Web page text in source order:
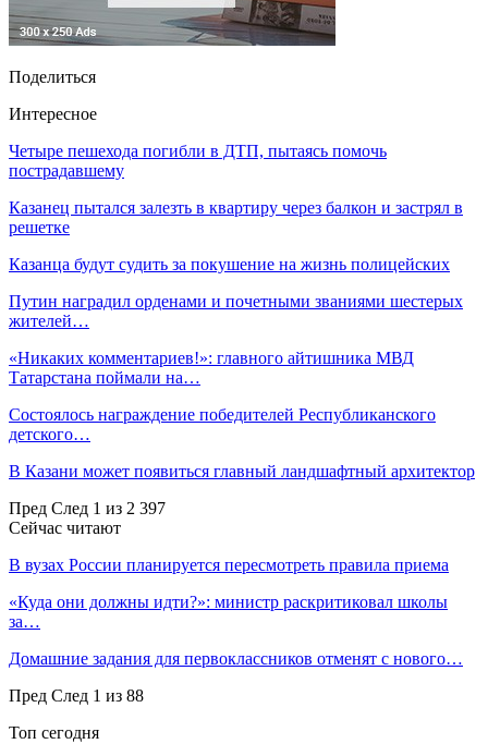
Поделиться
Интересное
Четыре пешехода погибли в ДТП, пытаясь помочь
пострадавшему
Казанец пытался залезть в квартиру через балкон и застрял в
решетке
Казанца будут судить за покушение на жизнь полицейских
Путин наградил орденами и почетными званиями шестерых
жителей…
«Никаких комментариев!»: главного айтишника МВД
Татарстана поймали на…
Состоялось награждение победителей Республиканского
детского…
В Казани может появиться главный ландшафтный архитектор
Пред След 1 из 2 397
Сейчас читают
В вузах России планируется пересмотреть правила приема
«Куда они должны идти?»: министр раскритиковал школы
за…
Домашние задания для первоклассников отменят с нового…
Пред След 1 из 88
Топ сегодня